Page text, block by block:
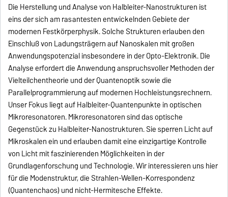
Die Herstellung und Analyse von Halbleiter-Nanostrukturen ist
eins der sich am rasantesten entwickelnden Gebiete der
modernen Festkörperphysik. Solche Strukturen erlauben den
Einschluß von Ladungsträgern auf Nanoskalen mit großen
Anwendungspotenzial insbesondere in der Opto-Elektronik. Die
Analyse erfordert die Anwendung anspruchsvoller Methoden der
Vielteilchentheorie und der Quantenoptik sowie die
Parallelprogrammierung auf modernen Hochleistungsrechnern.
Unser Fokus liegt auf Halbleiter-Quantenpunkte in optischen
Mikroresonatoren. Mikroresonatoren sind das optische
Gegenstück zu Halbleiter-Nanostrukturen. Sie sperren Licht auf
Mikroskalen ein und erlauben damit eine einzigartige Kontrolle
von Licht mit faszinierenden Möglichkeiten in der
Grundlagenforschung und Technologie. Wir interessieren uns hier
für die Modenstruktur, die Strahlen-Wellen-Korrespondenz
(Quantenchaos) und nicht-Hermitesche Effekte.